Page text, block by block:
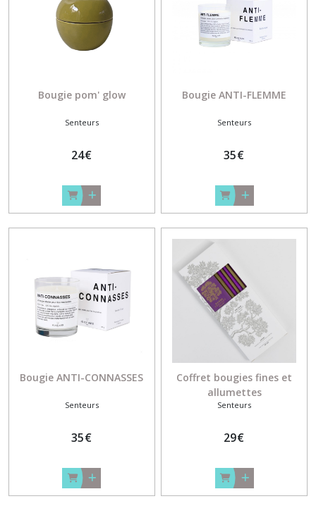
Bougie pom' glow
Senteurs
24€
Bougie ANTI-FLEMME
Senteurs
35€
Bougie ANTI-CONNASSES
Senteurs
35€
Coffret bougies fines et
allumettes
Senteurs
29€